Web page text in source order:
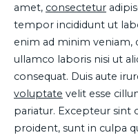
amet, consectetur
tempor incididunt ut
enim ad minim veniam,
ullamco laboris nisi ut
consequat. Duis aute
voluptate velit esse
pariatur. Excepteur sint
proident, sunt in culpa